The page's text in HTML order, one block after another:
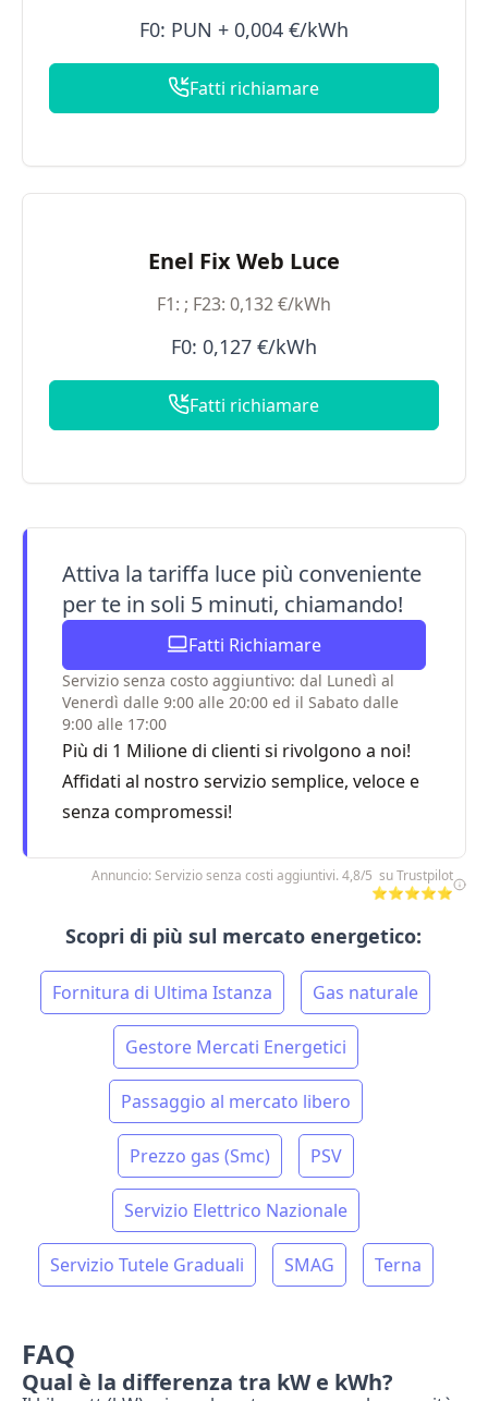
F0: PUN + 0,004 €/kWh
Fatti richiamare
Enel Fix Web Luce
F1: ; F23: 0,132 €/kWh
F0: 0,127 €/kWh
Fatti richiamare
Attiva la tariffa luce più conveniente
per te in soli 5 minuti, chiamando!
Fatti Richiamare
Servizio senza costo aggiuntivo: dal Lunedì al
Venerdì dalle 9:00 alle 20:00 ed il Sabato dalle
9:00 alle 17:00
Più di 1 Milione di clienti si rivolgono a noi!
Affidati al nostro servizio semplice, veloce e
senza compromessi!
Annuncio: Servizio senza costi aggiuntivi. 4,8/5 su Trustpilot
⭐⭐⭐⭐⭐
Scopri di più sul mercato energetico:
Fornitura di Ultima Istanza Gas naturale
Gestore Mercati Energetici
Passaggio al mercato libero
Prezzo gas (Smc) PSV
Servizio Elettrico Nazionale
Servizio Tutele Graduali SMAG Terna
FAQ
Qual è la differenza tra kW e kWh?